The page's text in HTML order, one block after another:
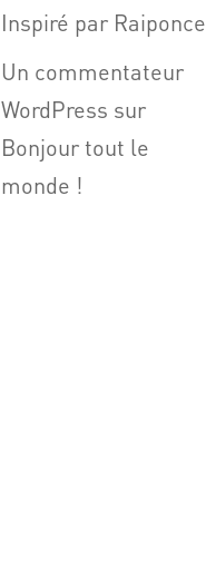
Inspiré par Raiponce
Un commentateur
WordPress sur
Bonjour tout le
monde !